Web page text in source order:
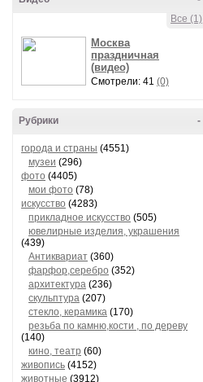
Все (1)
Москва
праздничная
(видео)
Смотрели: 41 (0)
-
Рубрики
города и страны (4551)
музеи (296)
фото (4405)
мои фото (78)
искусство (4283)
прикладное искусство (505)
ювелирные изделия, украшения
(439)
Антиквариат (360)
фарфор,серебро (352)
архитектура (236)
скульптура (207)
стекло, керамика (170)
резьба по камню,кости , по дереву
(140)
кино, театр (60)
живопись (4152)
животные (3912)